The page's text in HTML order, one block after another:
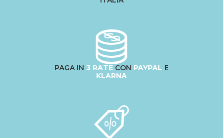
PAGA IN 3 RATECON PAYPAL E
KLARNA